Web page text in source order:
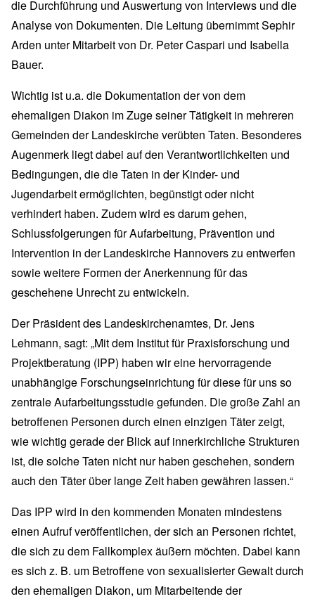
die Durchführung und Auswertung von Interviews und die
Analyse von Dokumenten. Die Leitung übernimmt Sephir
Arden unter Mitarbeit von Dr. Peter Caspari und Isabella
Bauer.
Wichtig ist u.a. die Dokumentation der von dem
ehemaligen Diakon im Zuge seiner Tätigkeit in mehreren
Gemeinden der Landeskirche verübten Taten. Besonderes
Augenmerk liegt dabei auf den Verantwortlichkeiten und
Bedingungen, die die Taten in der Kinder- und
Jugendarbeit ermöglichten, begünstigt oder nicht
verhindert haben. Zudem wird es darum gehen,
Schlussfolgerungen für Aufarbeitung, Prävention und
Intervention in der Landeskirche Hannovers zu entwerfen
sowie weitere Formen der Anerkennung für das
geschehene Unrecht zu entwickeln.
Der Präsident des Landeskirchenamtes, Dr. Jens
Lehmann, sagt: „Mit dem Institut für Praxisforschung und
Projektberatung (IPP) haben wir eine hervorragende
unabhängige Forschungseinrichtung für diese für uns so
zentrale Aufarbeitungsstudie gefunden. Die große Zahl an
betroffenen Personen durch einen einzigen Täter zeigt,
wie wichtig gerade der Blick auf innerkirchliche Strukturen
ist, die solche Taten nicht nur haben geschehen, sondern
auch den Täter über lange Zeit haben gewähren lassen.“
Das IPP wird in den kommenden Monaten mindestens
einen Aufruf veröffentlichen, der sich an Personen richtet,
die sich zu dem Fallkomplex äußern möchten. Dabei kann
es sich z. B. um Betroffene von sexualisierter Gewalt durch
den ehemaligen Diakon, um Mitarbeitende der